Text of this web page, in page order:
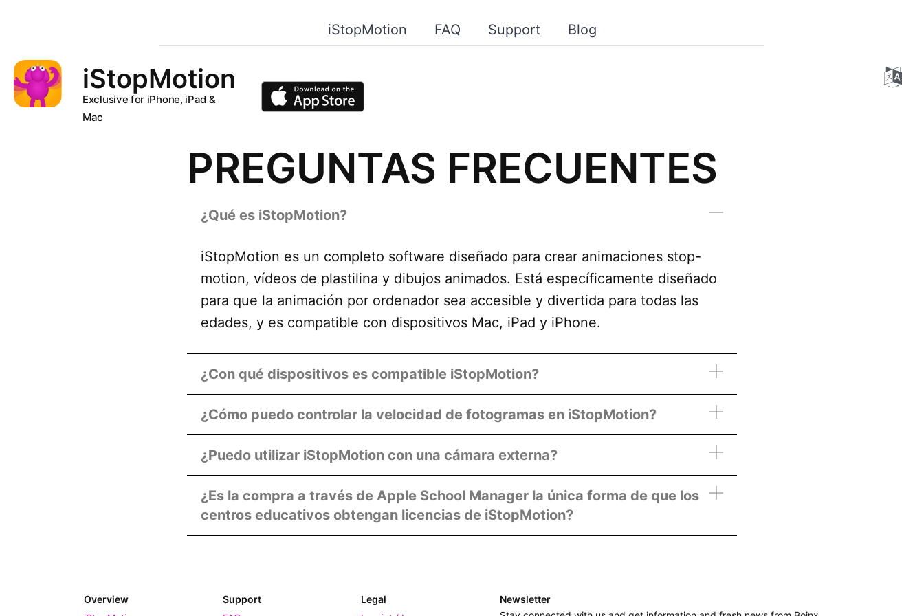
iStopMotion FAQ Support Blog
iStopMotion
Exclusive for iPhone, iPad &
Mac
PREGUNTAS FRECUENTES
¿Qué es iStopMotion?
iStopMotion es un completo software diseñado para crear animaciones stop-
motion, vídeos de plastilina y dibujos animados. Está específicamente diseñado
para que la animación por ordenador sea accesible y divertida para todas las
edades, y es compatible con dispositivos Mac, iPad y iPhone.
¿Con qué dispositivos es compatible iStopMotion?
¿Cómo puedo controlar la velocidad de fotogramas en iStopMotion?
¿Puedo utilizar iStopMotion con una cámara externa?
¿Es la compra a través de Apple School Manager la única forma de que los
centros educativos obtengan licencias de iStopMotion?
Overview
Support
Legal
Newsletter